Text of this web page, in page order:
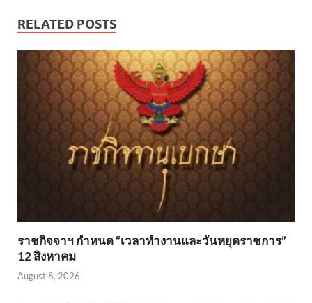
RELATED POSTS
ราชกิจจาฯ กำหนด “เวลาทำงานและวันหยุดราชการ”
12 สิงหาคม
August 8, 2026